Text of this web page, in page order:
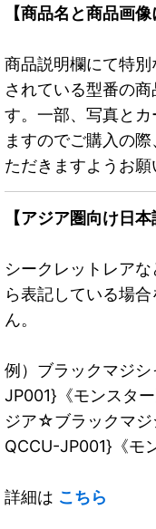
【商品名と商品画像
商品説明欄にて特
されている型番の
す。一部、写真と
ますのでご購入の
ただきますようお願
【アジア圏向け日
シークレットレア
ら表記している場
ん。
例）ブラックマジ
JP001}《モンスタ
ジア☆ブラックマジ
QCCU-JP001}《モ
詳細は こちら